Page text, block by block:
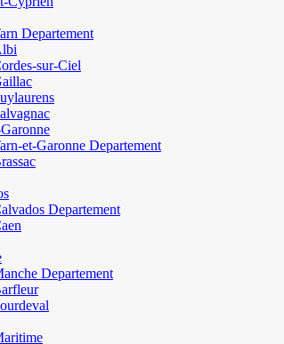
Departement
sur-Ciel
et-Garonne Departement
Departement
Departement